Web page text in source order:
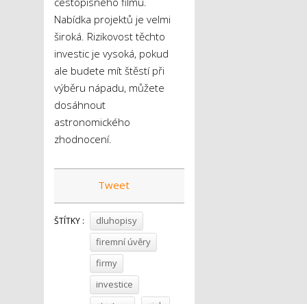
Nabídka projektů je velmi
široká. Rizikovost těchto
investic je vysoká, pokud
ale budete mít štěstí při
výběru nápadu, můžete
dosáhnout
astronomického
zhodnocení.
Tweet
ŠTÍTKY :
dluhopisy
firemní úvěry
firmy
investice